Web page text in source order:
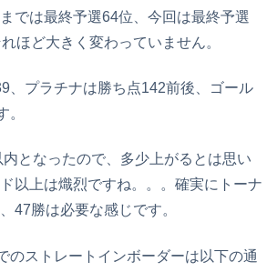
では最終予選64位、今回は最終予選
ほど大きく変わっていません。
、プラチナは勝ち点142前後、ゴール
。
となったので、多少上がるとは思い
以上は熾烈ですね。。。確実にトーナ
47勝は必要な感じです。
のストレートインボーダーは以下の通